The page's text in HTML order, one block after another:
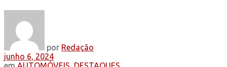
por Redação
junho 6, 2024